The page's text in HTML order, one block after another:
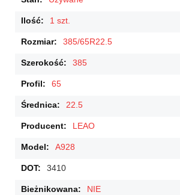
1 szt.
385/65R22.5
385
65
22.5
LEAO
A928
3410
NIE